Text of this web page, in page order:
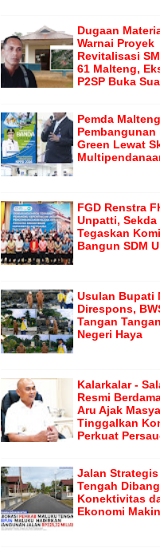
Dugaan
Warnai Proyek
Revitalisasi
61 Malteng,
P2SP Buka
Pemda
Pembangunan
Green Lewat
FGD Renstra
Unpatti, Sekda
Tegaskan
Bangun SDM
Usulan Bupati
Direspons,
Tangan
Negeri Haya
Kalarkalar -
Resmi
Aru Ajak
Tinggalkan
Perkuat
Jalan
Tengah
Konektivitas
Ekonomi